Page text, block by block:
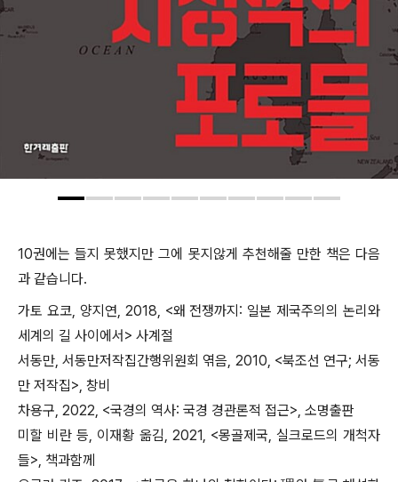
10권에는 들지 못했지만 그에 못지않게 추천해줄 만한 책은 다음
과 같습니다.
가토 요코, 양지연, 2018, <왜 전쟁까지: 일본 제국주의의 논리와
세계의 길 사이에서> 사계절
서동만, 서동만저작집간행위원회 엮음, 2010, <북조선 연구; 서동
만 저작집>, 창비
차용구, 2022, <국경의 역사: 국경 경관론적 접근>, 소명출판
미할 비란 등, 이재황 옮김, 2021, <몽골제국, 실크로드의 개척자
들>, 책과함께